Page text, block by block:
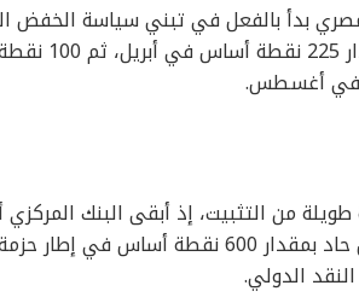
بدأ بالفعل في تبني سياسة الخفض
خلال العام
من التثبيت، إذ أبقى البنك المركزي
الدولي.